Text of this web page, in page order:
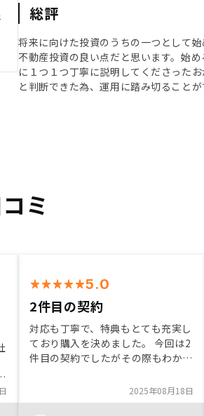
総評
将来に向けた投資のうちの一つとして
不動産投資の良い点だと思います。始
に１つ１つ丁寧に説明してくださった
と判断できた為、運用に踏み切ることが
ミ
5.0
2件目の契約
対応も丁寧で、特典もとても充実し
ており購入を決めました。 今回は2
件目の契約でしたがその際もわかり
だき今後の人生を一緒に考えて頂け
たことがとても印象に残っていま
2025年08月18日